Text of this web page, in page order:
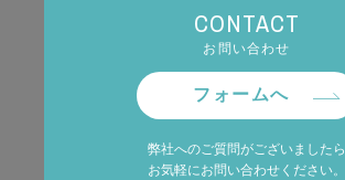
CONTACT
お問い合わせ
フォームへ
弊社へのご質問がございましたら
お気軽にお問い合わせください。